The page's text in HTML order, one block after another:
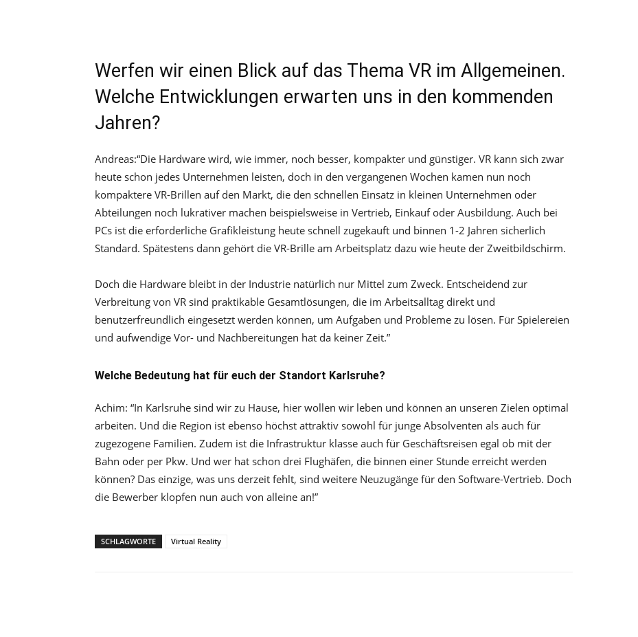
Werfen wir einen Blick auf das Thema VR im Allgemeinen.
Welche Entwicklungen erwarten uns in den kommenden
Jahren?
Andreas:“Die Hardware wird, wie immer, noch besser, kompakter und günstiger. VR kann sich zwar
heute schon jedes Unternehmen leisten, doch in den vergangenen Wochen kamen nun noch
kompaktere VR-Brillen auf den Markt, die den schnellen Einsatz in kleinen Unternehmen oder
Abteilungen noch lukrativer machen beispielsweise in Vertrieb, Einkauf oder Ausbildung. Auch bei
PCs ist die erforderliche Grafikleistung heute schnell zugekauft und binnen 1-2 Jahren sicherlich
Standard. Spätestens dann gehört die VR-Brille am Arbeitsplatz dazu wie heute der Zweitbildschirm.
Doch die Hardware bleibt in der Industrie natürlich nur Mittel zum Zweck. Entscheidend zur
Verbreitung von VR sind praktikable Gesamtlösungen, die im Arbeitsalltag direkt und
benutzerfreundlich eingesetzt werden können, um Aufgaben und Probleme zu lösen. Für Spielereien
und aufwendige Vor- und Nachbereitungen hat da keiner Zeit.”
Welche Bedeutung hat für euch der Standort Karlsruhe?
Achim: “In Karlsruhe sind wir zu Hause, hier wollen wir leben und können an unseren Zielen optimal
arbeiten. Und die Region ist ebenso höchst attraktiv sowohl für junge Absolventen als auch für
zugezogene Familien. Zudem ist die Infrastruktur klasse auch für Geschäftsreisen egal ob mit der
Bahn oder per Pkw. Und wer hat schon drei Flughäfen, die binnen einer Stunde erreicht werden
können? Das einzige, was uns derzeit fehlt, sind weitere Neuzugänge für den Software-Vertrieb. Doch
die Bewerber klopfen nun auch von alleine an!”
SCHLAGWORTE Virtual Reality